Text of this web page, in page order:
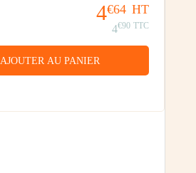
4€64 HT
4€90 TTC
AJOUTER AU PANIER